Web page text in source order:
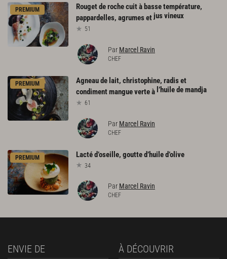
PREMIUM
Rouget de roche cuit à basse température,
pappardelles, agrumes etjus vineux
51
Par Marcel Ravin
CHEF
PREMIUM
Agneau de lait, christophine, radis et
condiment mangue verte à l’huile de mandja
61
Par Marcel Ravin
CHEF
PREMIUM Lactéd’oseille, goutted’huiled’olive
34
Par Marcel Ravin
CHEF
ENVIE DE À DÉCOUVRIR